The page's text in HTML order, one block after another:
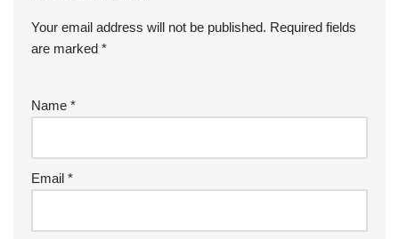
Your email address will not be published. Required fields
are marked *
Name *
Email *